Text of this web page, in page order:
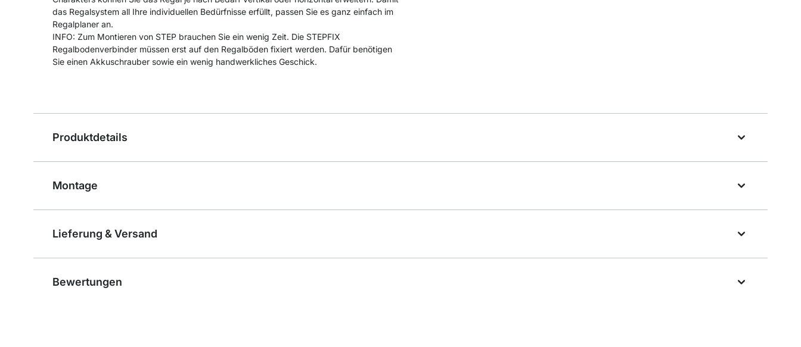
das Regalsystem all Ihre individuellen Bedürfnisse erfüllt, passen Sie es ganz einfach im
Regalplaner an.
INFO: Zum Montieren von STEP brauchen Sie ein wenig Zeit. Die STEPFIX
Regalbodenverbinder müssen erst auf den Regalböden fixiert werden. Dafür benötigen
Sie einen Akkuschrauber sowie ein wenig handwerkliches Geschick.
Produktdetails
Montage
Lieferung & Versand
Bewertungen